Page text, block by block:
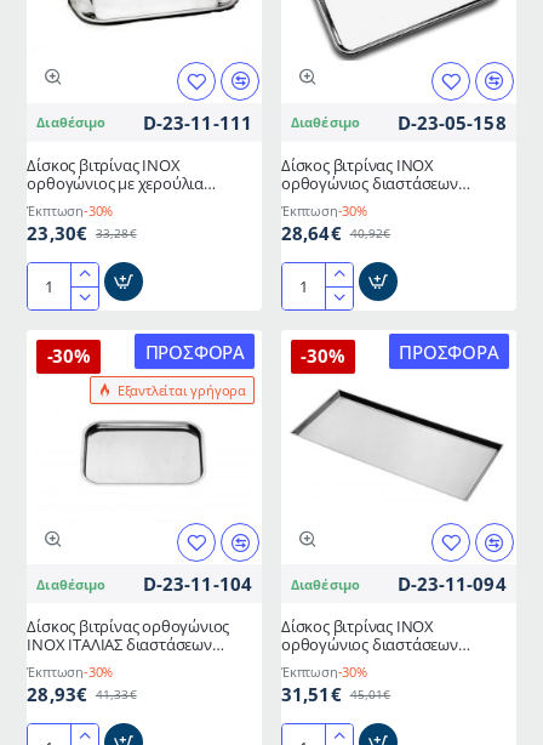
Διαθέσιμο D-23-11-111
Δίσκος βιτρίνας ΙΝΟΧ
ορθογώνιος με χερούλια
διαστάσεων 41x31x2hcm
ΙΤΑΛΙΑΣ
Έκπτωση-30%
23,30€ 33,28€
Δίσκος
ΙΝΟΧ
ορθογώνιος
χερούλια
διαστάσεων
41x31x2hcm
Διαθέσιμο D-23-05-158
Δίσκος βιτρίνας ΙΝΟΧ
ορθογώνιος διαστάσεων
48x33cm
Έκπτωση-30%
28,64€ 40,92€
Δίσκος
ΙΝΟΧ
ορθογώνιος
διαστάσεων
48x33cm
ΠΡΟΣΦΟΡΆ
Εξαντλείται γρήγορα
-30%
Διαθέσιμο D-23-11-104
Δίσκος βιτρίνας ορθογώνιος
ΙΝΟΧ ΙΤΑΛΙΑΣ διαστάσεων
50x35x1,5hcm
Έκπτωση-30%
28,93€ 41,33€
ΠΡΟΣΦΟΡΆ
-30%
Διαθέσιμο D-23-11-094
Δίσκος βιτρίνας ΙΝΟΧ
ορθογώνιος διαστάσεων
58x40x2hcm ΙΤΑΛΙΑΣ
Έκπτωση-30%
31,51€ 45,01€